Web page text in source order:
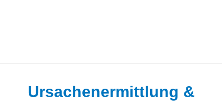
Ursachenermittlung &